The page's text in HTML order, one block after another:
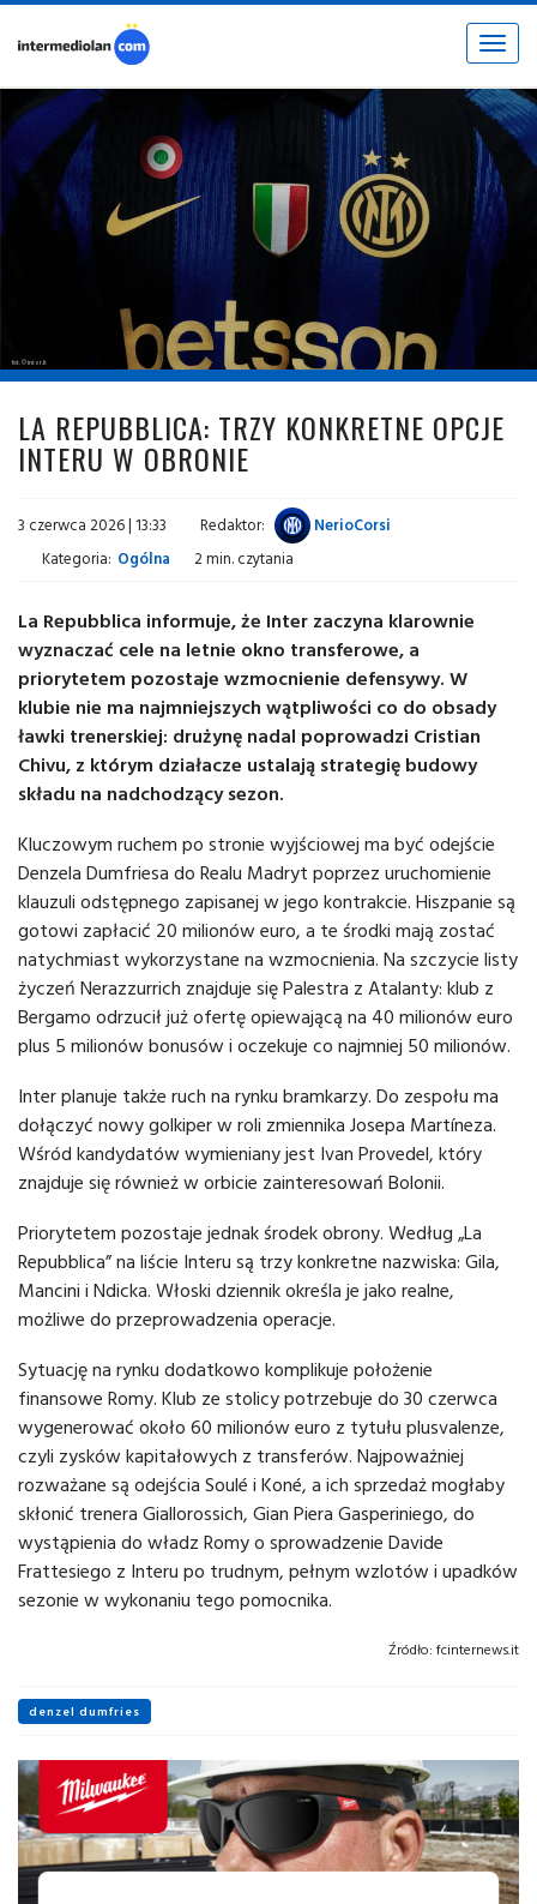
Toggle
fot. © inter.it
LA REPUBBLICA: TRZY KONKRETNE OPCJE
INTERU W OBRONIE
3 czerwca 2026 | 13:33 Redaktor:
NerioCorsi
Kategoria: Ogólna 2 min. czytania
La Repubblica informuje, że Inter zaczyna klarownie
wyznaczać cele na letnie okno transferowe, a
priorytetem pozostaje wzmocnienie defensywy. W
klubie nie ma najmniejszych wątpliwości co do obsady
ławki trenerskiej: drużynę nadal poprowadzi Cristian
Chivu, z którym działacze ustalają strategię budowy
składu na nadchodzący sezon.
Kluczowym ruchem po stronie wyjściowej ma być odejście
Denzela Dumfriesa do Realu Madryt poprzez uruchomienie
klauzuli odstępnego zapisanej w jego kontrakcie. Hiszpanie są
gotowi zapłacić 20 milionów euro, a te środki mają zostać
natychmiast wykorzystane na wzmocnienia. Na szczycie listy
życzeń Nerazzurrich znajduje się Palestra z Atalanty: klub z
Bergamo odrzucił już ofertę opiewającą na 40 milionów euro
plus 5 milionów bonusów i oczekuje co najmniej 50 milionów.
Inter planuje także ruch na rynku bramkarzy. Do zespołu ma
dołączyć nowy golkiper w roli zmiennika Josepa Martíneza.
Wśród kandydatów wymieniany jest Ivan Provedel, który
znajduje się również w orbicie zainteresowań Bolonii.
Priorytetem pozostaje jednak środek obrony. Według „La
Repubblica” na liście Interu są trzy konkretne nazwiska: Gila,
Mancini i Ndicka. Włoski dziennik określa je jako realne,
możliwe do przeprowadzenia operacje.
Sytuację na rynku dodatkowo komplikuje położenie
finansowe Romy. Klub ze stolicy potrzebuje do 30 czerwca
wygenerować około 60 milionów euro z tytułu plusvalenze,
czyli zysków kapitałowych z transferów. Najpoważniej
rozważane są odejścia Soulé i Koné, a ich sprzedaż mogłaby
skłonić trenera Giallorossich, Gian Piera Gasperiniego, do
wystąpienia do władz Romy o sprowadzenie Davide
Frattesiego z Interu po trudnym, pełnym wzlotów i upadków
sezonie w wykonaniu tego pomocnika.
Źródło: fcinternews.it
denzel dumfries